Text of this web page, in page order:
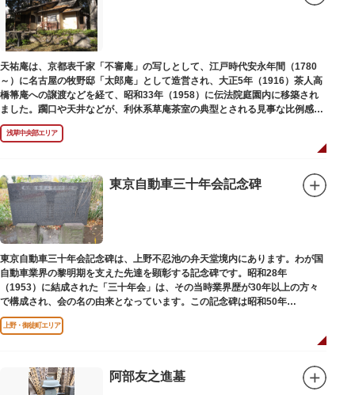
天祐庵は、京都表千家「不審庵」の写しとして、江戸時代安永年間（1780
～）に名古屋の牧野邸「太郎庵」として造営され、大正5年（1916）茶人高
橋箒庵への譲渡などを経て、昭和33年（1958）に伝法院庭園内に移築され
ました。躙口や天井などが、利休系草庵茶室の典型とされる見事な比例感を
醸し出しています。
浅草中央部エリア
東京自動車三十年会記念碑
東京自動車三十年会記念碑は、上野不忍池の弁天堂境内にあります。わが国
自動車業界の黎明期を支えた先達を顕彰する記念碑です。昭和28年
（1953）に結成された「三十年会」は、その当時業界歴が30年以上の方々
で構成され、会の名の由来となっています。この記念碑は昭和50年
（1975）に同会が建立しました。
上野・御徒町エリア
阿部友之進墓